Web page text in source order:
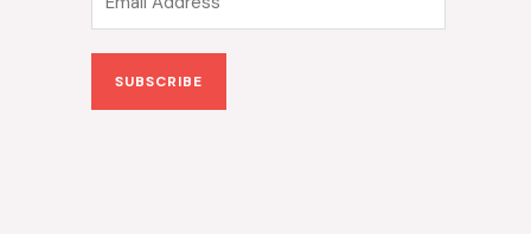
m
a
SUBSCRIBE